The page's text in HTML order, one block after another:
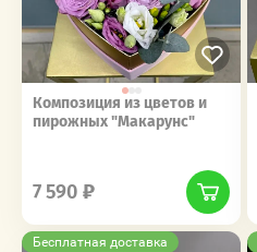
Композиция из цветов и
пирожных "Макарунс"
7 590
Бесплатная доставка